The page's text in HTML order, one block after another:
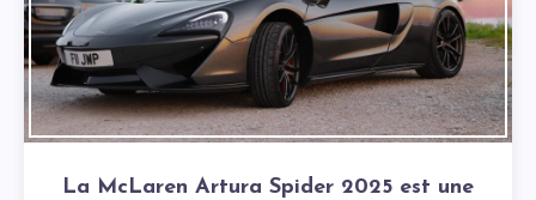
La McLaren Artura Spider 2025 est une